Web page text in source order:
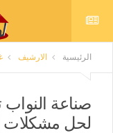
الرئيسية الارشيف
صناعة
لحل مشكلات